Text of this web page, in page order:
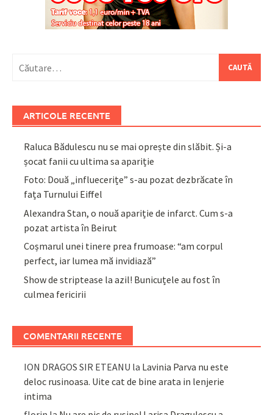
după:
ARTICOLE RECENTE
Raluca Bădulescu nu se mai oprește din slăbit. Și-a
șocat fanii cu ultima sa apariție
Foto: Două „influecerițe” s-au pozat dezbrăcate în
fața Turnului Eiffel
Alexandra Stan, o nouă apariție de infarct. Cum s-a
pozat artista în Beirut
Coșmarul unei tinere prea frumoase: “am corpul
perfect, iar lumea mă invidiază”
Show de striptease la azil! Bunicuțele au fost în
culmea fericirii
COMENTARII RECENTE
ION DRAGOS SIR ETEANU la Lavinia Parva nu este
deloc rusinoasa. Uite cat de bine arata in lenjerie
intima